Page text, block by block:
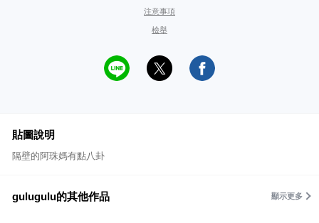
注意事項
檢舉
貼圖說明
隔壁的阿珠媽有點八卦
gulugulu的其他作品 顯示更多